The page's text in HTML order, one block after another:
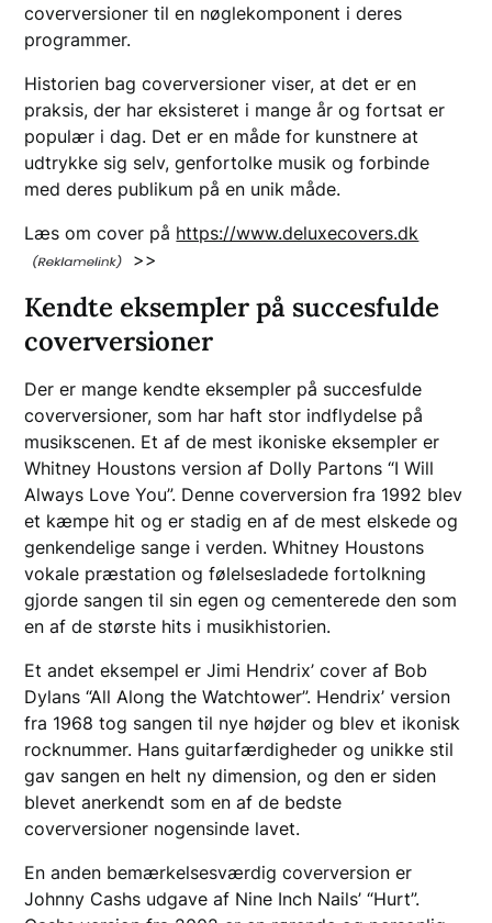
coverversioner til en nøglekomponent i deres
programmer.
Historien bag coverversioner viser, at det er en
praksis, der har eksisteret i mange år og fortsat er
populær i dag. Det er en måde for kunstnere at
udtrykke sig selv, genfortolke musik og forbinde
med deres publikum på en unik måde.
Læs om cover på https://www.deluxecovers.dk
>>
Kendte eksempler på succesfulde
coverversioner
Der er mange kendte eksempler på succesfulde
coverversioner, som har haft stor indflydelse på
musikscenen. Et af de mest ikoniske eksempler er
Whitney Houstons version af Dolly Partons “I Will
Always Love You”. Denne coverversion fra 1992 blev
et kæmpe hit og er stadig en af de mest elskede og
genkendelige sange i verden. Whitney Houstons
vokale præstation og følelsesladede fortolkning
gjorde sangen til sin egen og cementerede den som
en af de største hits i musikhistorien.
Et andet eksempel er Jimi Hendrix’ cover af Bob
Dylans “All Along the Watchtower”. Hendrix’ version
fra 1968 tog sangen til nye højder og blev et ikonisk
rocknummer. Hans guitarfærdigheder og unikke stil
gav sangen en helt ny dimension, og den er siden
blevet anerkendt som en af de bedste
coverversioner nogensinde lavet.
En anden bemærkelsesværdig coverversion er
Johnny Cashs udgave af Nine Inch Nails’ “Hurt”.